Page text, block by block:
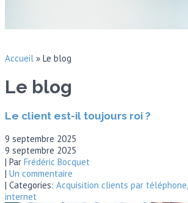
Accueil » Le blog
Le blog
Le client est-il toujours roi ?
9 septembre 2025
9 septembre 2025
| Par Frédéric Bocquet
| Un commentaire
| Categories: Acquisition clients par téléphone
internet